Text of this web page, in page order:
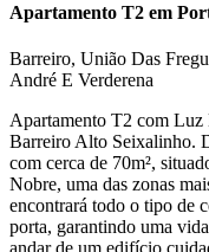
Apartamento T2 em
Barreiro, União Das
André E Verderena
Apartamento T2 com
Barreiro Alto Seixalinho.
com cerca de 70m²,
Nobre, uma das zonas
encontrará todo o tipo de
porta, garantindo uma